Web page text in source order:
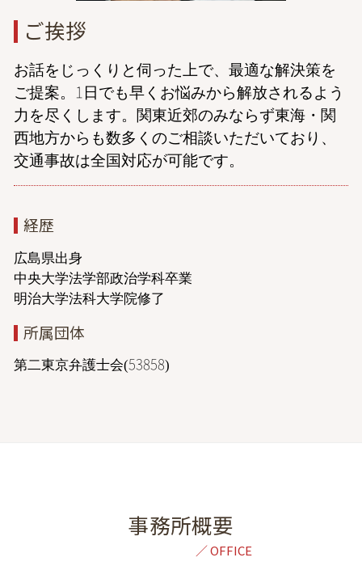
ご挨拶
お話をじっくりと伺った上で、最適な解決策を
ご提案。1日でも早くお悩みから解放されるよう
力を尽くします。関東近郊のみならず東海・関
西地方からも数多くのご相談いただいており、
交通事故は全国対応が可能です。
経歴
広島県出身
中央大学法学部政治学科卒業
明治大学法科大学院修了
所属団体
第二東京弁護士会(53858)
事務所概要